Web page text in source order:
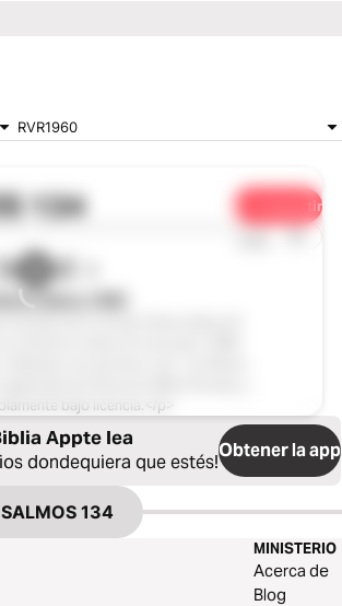
RVR1960
134 Compartir
1x
Valera 1960
bajo licencia.</p>
Appte lea
dondequiera que estés!Obtener la app
SALMOS 134
MINISTERIO
Acerca de
Blog